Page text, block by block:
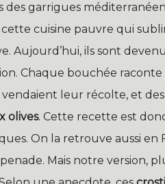
des garrigues
cuisine pauvre qui
Aujourd’hui, ils sont
Chaque bouchée raconte
leur récolte, et
olives. Cette recette est
On la retrouve aussi en
Mais notre version,